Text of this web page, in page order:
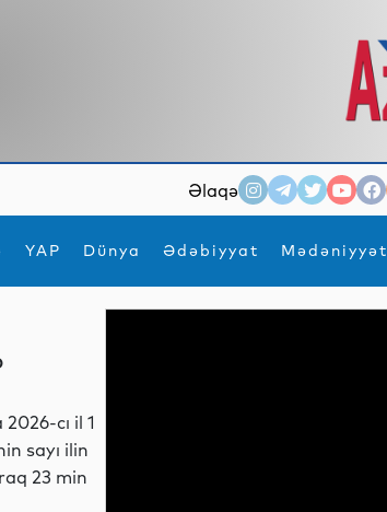
Əlaqə
YAP Dünya Ədəbiyyat Mədəniyyət
cı il 1
sayı ilin
23 min